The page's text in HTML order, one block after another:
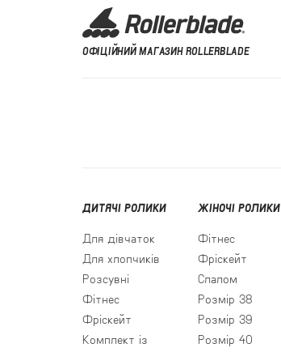
ОФІЦІЙНИЙ МАГАЗИН ROLLERBLADE
ДИТЯЧІ РОЛИКИ
Для дівчаток
Для хлопчиків
Розсувні
Фітнес
Фріскейт
Комплект із
ЖІНОЧІ РОЛИКИ
Фітнес
Фріскейт
Слалом
Розмір 38
Розмір 39
Розмір 40